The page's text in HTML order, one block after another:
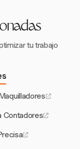
tu trabajo
Contadores